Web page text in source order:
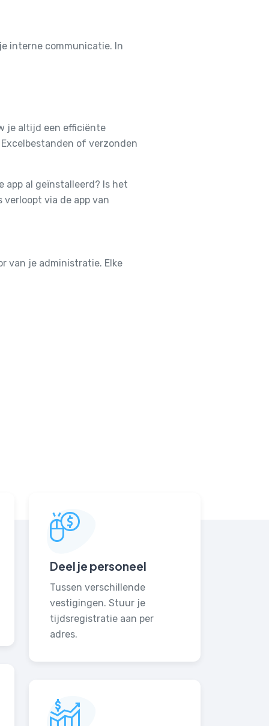
interne communicatie. In
je altijd een efficiënte
of verzonden
app al geïnstalleerd? Is het
via de app van
van je administratie. Elke
Deel je personeel
Tussen verschillende
vestigingen. Stuur je
tijdsregistratie aan per
adres.